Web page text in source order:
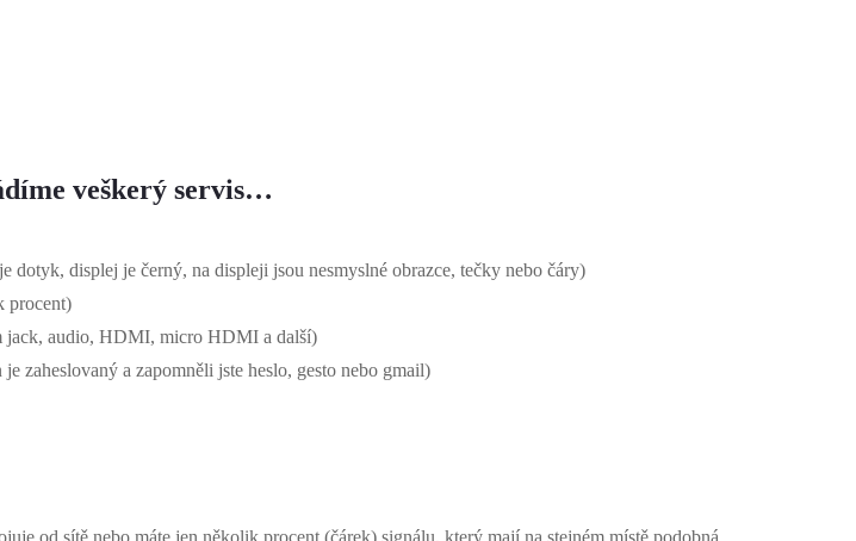
veškerý servis…
displej je černý, na displeji jsou nesmyslné obrazce, tečky nebo čáry)
procent)
jack, audio, HDMI, micro HDMI a další)
zaheslovaný a zapomněli jste heslo, gesto nebo gmail)
od sítě nebo máte jen několik procent (čárek) signálu, který mají na stejném místě podobná